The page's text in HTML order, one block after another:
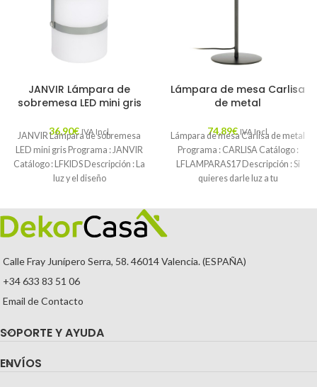
JANVIR Lámpara de
sobremesa LED mini gris
36,90€ IVA Incl.
JANVIR Lámpara de sobremesa
LED mini gris Programa : JANVIR
Catálogo : LFKIDS Descripción : La
luz y el diseño
Lámpara de mesa Carlisa
de metal
74,89€ IVA Incl.
Lámpara de mesa Carlisa de metal
Programa : CARLISA Catálogo :
LFLAMPARAS17 Descripción : Si
quieres darle luz a tu
Calle Fray Junípero Serra, 58. 46014 Valencia. (ESPAÑA)
+34 633 83 51 06
Email de Contacto
SOPORTE Y AYUDA
ENVÍOS